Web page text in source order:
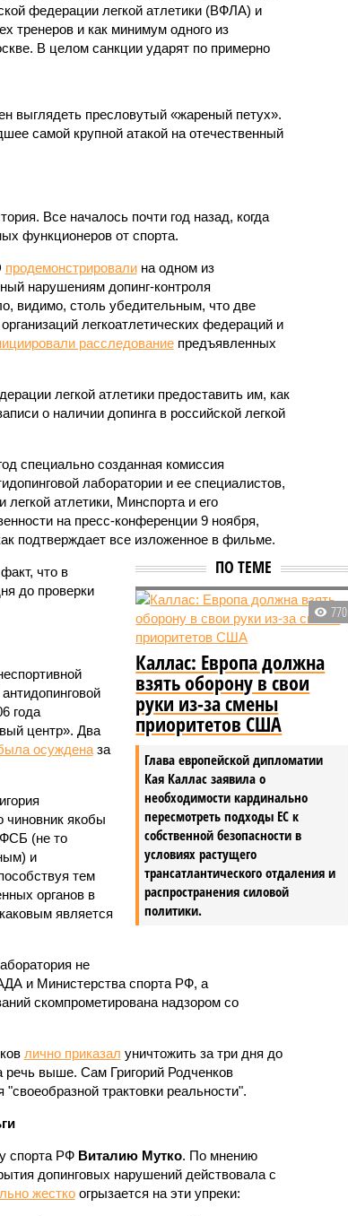
федерации легкой атлетики (ВФЛА) и
тренеров и как минимум одного из
В целом санкции ударят по примерно
выглядеть пресловутый «жареный петух».
самой крупной атакой на отечественный
Все началось почти год назад, когда
функционеров от спорта.
продемонстрировалина одном из
нарушениям допинг-контроля
видимо, столь убедительным, что две
легкоатлетических федераций и
расследованиепредъявленных
легкой атлетики предоставить им, как
о наличии допинга в российской легкой
специально созданная комиссия
лаборатории и ее специалистов,
атлетики, Минспорта и его
на пресс-конференции 9 ноября,
подтверждает все изложенное в фильме.
ПО ТЕМЕ
770
Каллас: Европа должна
взять оборону в свои
руки из-за смены
приоритетов США
Глава европейской дипломатии
Кая Каллас заявила о
необходимости кардинально
пересмотреть подходы ЕС к
собственной безопасности в
условиях растущего
трансатлантического отдаления и
распространения силовой
политики.
что в
до проверки
года
центр». Два
осужденаза
чиновник якобы
(не то
и
тем
органов в
является
не
и Министерства спорта РФ, а
скомпрометирована надзором со
лично приказал уничтожить за три дня до
выше. Сам Григорий Родченков
трактовки реальности".
спорта РФ Виталию Мутко. По мнению
допинговых нарушений действовала с
жесткоогрызается на эти упреки: